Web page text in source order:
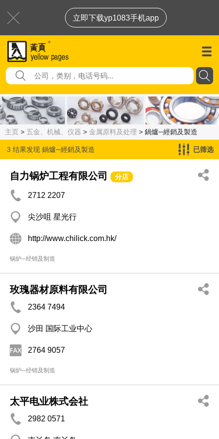
立即下载yp1083手机app
主页 > 五金、机械、仪器 > 金属原料及处理 > 鍋爐─經銷及製造
3 结果发现 鍋爐─經銷及製造 已筛选
自力锅炉工程有限公司 分店
2712 2207
尖沙咀 星光行
http://www.chilick.com.hk/
锅炉─经销及制造
玫瑰器材原料有限公司
2364 7494
沙田 国际工业中心
2764 9057
锅炉─经销及制造
太平电业株式会社
2982 0571